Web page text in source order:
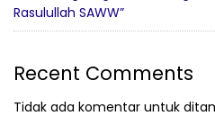
Rasulullah SAWW”
Recent Comments
Tidak ada komentar untuk